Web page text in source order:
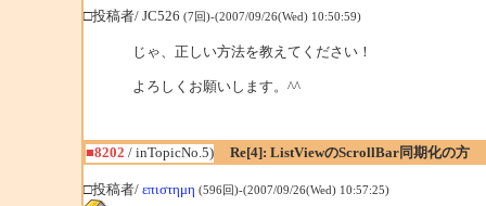
□投稿者/ JC526 (7回)-(2007/09/26(Wed) 10:50:59)
じゃ、正しい方法を教えてください！
よろしくお願いします。^^
■8202 / inTopicNo.5)
Re[4]: ListViewのScrollBar同期化の方
□投稿者/ επιστημη (596回)-(2007/09/26(Wed) 10:57:25)